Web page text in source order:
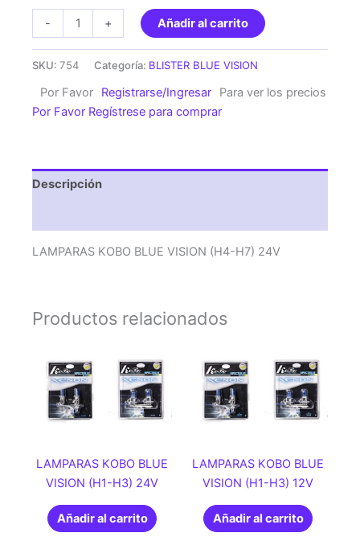
-
LAMPARAS
KOBO
(H4-
H7)
+ Añadir al carrito
SKU: 754 Categoría: BLISTER BLUE VISION
Por Favor Registrarse/Ingresar
Para ver los precios
Por Favor Regístrese para comprar
Descripción
LAMPARAS KOBO BLUE VISION (H4-H7) 24V
Productos relacionados
LAMPARAS KOBO BLUE
VISION (H1-H3) 24V
Añadir al carrito
LAMPARAS KOBO BLUE
VISION (H1-H3) 12V
Añadir al carrito